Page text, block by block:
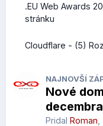
.EU Web Awards
stránku
Cloudflare - (5)
NAJNOVŠÍ
Nové
Pridal Roman